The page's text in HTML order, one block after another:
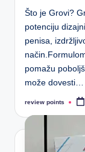
Što je Grovi?
potenciju
penisa,
pomažu
može dovesti…
review points